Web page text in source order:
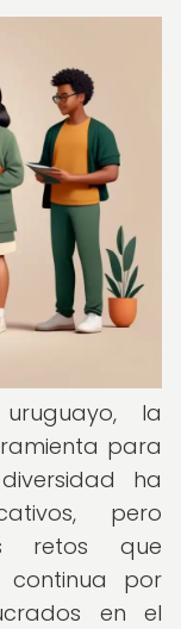
la
para
ha
pero
retos que
continua por
en el